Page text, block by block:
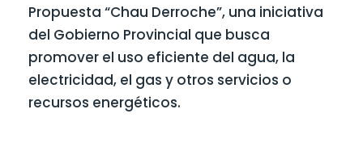
Propuesta “Chau Derroche”, una iniciativa
del Gobierno Provincial que busca
promover el uso eficiente del agua, la
electricidad, el gas y otros servicios o
recursos energéticos.